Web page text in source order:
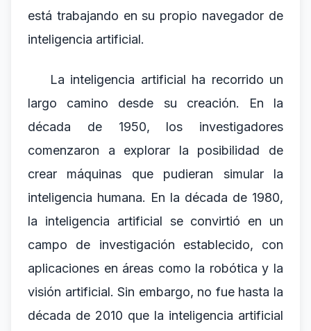
está trabajando en su propio navegador de
inteligencia artificial.
La inteligencia artificial ha recorrido un
largo camino desde su creación. En la
década de 1950, los investigadores
comenzaron a explorar la posibilidad de
crear máquinas que pudieran simular la
inteligencia humana. En la década de 1980,
la inteligencia artificial se convirtió en un
campo de investigación establecido, con
aplicaciones en áreas como la robótica y la
visión artificial. Sin embargo, no fue hasta la
década de 2010 que la inteligencia artificial